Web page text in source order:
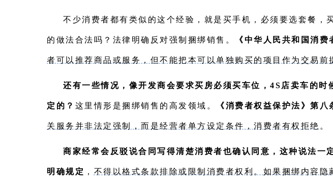
不少消费者都有类似的这个经验，就是买手机，必须要选套餐
的做法合法吗？法律明确反对强制捆绑销售。 《中华人民共和国消
者可以推荐商品或服务，但不能把本可以单独购买的项目作为交易
还有一些情况，像开发商会要求买房必须买车位，4S店卖车的
定的？ 这里情形是捆绑销售的高发领域。 《消费者权益保护法》第八
关服务并非法定强制，而是经营者单方设定条件，消费者有权拒绝 。
商家经常会反驳说合同写得清楚消费者也确认同意，这种说法一
明确规定 ， 不得以格式条款排除或限制消费者权利。如果捆绑内容